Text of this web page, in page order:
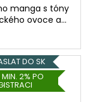
manga s tóny
ovoce a...
DO SK
MIN. 2% PO